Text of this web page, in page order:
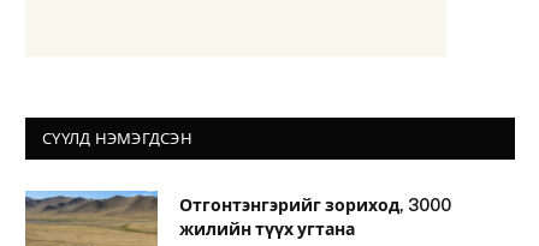
СҮҮЛД НЭМЭГДСЭН
Отгонтэнгэрийг зориход, 3000
жилийн түүх угтана